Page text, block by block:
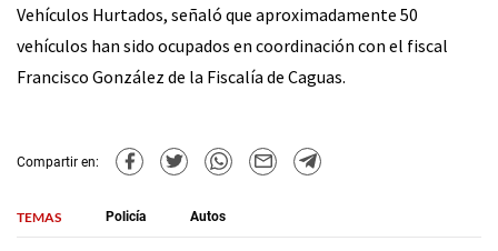
Vehículos Hurtados, señaló que aproximadamente 50
vehículos han sido ocupados en coordinación con el fiscal
Francisco González de la Fiscalía de Caguas.
Compartir en:
TEMAS Policía Autos